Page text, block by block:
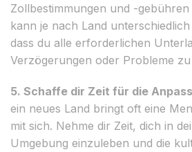
Zollbestimmungen und -
kann je nach Land
dass du alle erforderlichen
Verzögerungen oder Probleme
5. Schaffe dir Zeit für die
ein neues Land bringt oft eine
mit sich. Nehme dir Zeit, dich in
Umgebung einzuleben und die